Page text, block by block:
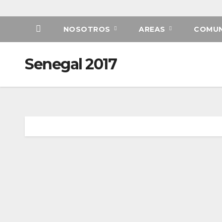
NOSOTROS AREAS
Senegal 2017